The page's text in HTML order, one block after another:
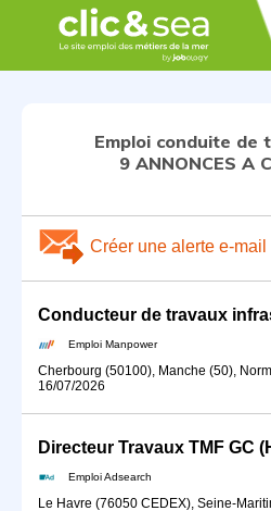
Emploi conduite de
9 ANNONCES A
Créer une alerte e-mail
Conducteur de travaux
Emploi Manpower
Cherbourg (50100), Manche (50),
16/07/2026
Directeur Travaux TMF GC
Emploi Adsearch
Le Havre (76050 CEDEX), Seine-